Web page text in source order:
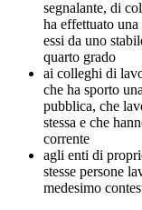
segnalante, di
ha effettuato
essi da uno
quarto grado
ai colleghi di
che ha sporto
pubblica, che
stessa e che
corrente
agli enti di
stesse persone
medesimo